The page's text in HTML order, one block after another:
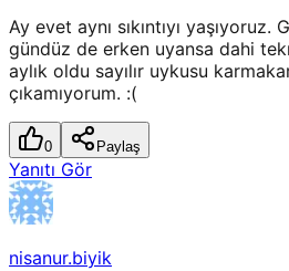
Ay evet aynı sıkıntıyı
gündüz de erken uyansa dahi
aylık oldu sayılır uykusu
çıkamıyorum. :(
0 Paylaş
Yanıtı Gör
nisanur.biyik